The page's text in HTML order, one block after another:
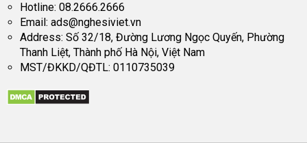
Hotline: 08.2666.2666
Email:ads@nghesiviet.vn
Address: Số 32/18, Đường Lương Ngọc Quyến, Phường
Thanh Liệt, Thành phố Hà Nội, Việt Nam
MST/ĐKKD/QĐTL: 0110735039